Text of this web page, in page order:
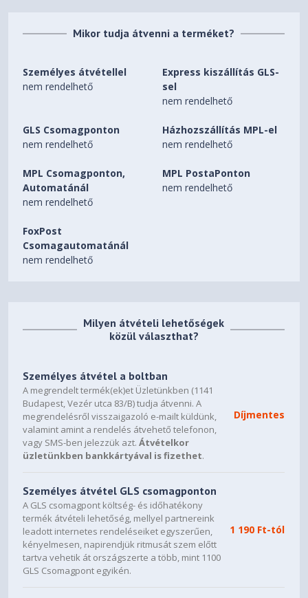
Mikor tudja átvenni a terméket?
Személyes átvétellel
nem rendelhető
Express kiszállítás GLS-
sel
nem rendelhető
GLS Csomagponton
nem rendelhető
Házhozszállítás MPL-el
nem rendelhető
MPL Csomagponton,
Automatánál
nem rendelhető
MPL PostaPonton
nem rendelhető
FoxPost
Csomagautomatánál
nem rendelhető
Milyen átvételi lehetőségek
közül választhat?
Személyes átvétel a boltban
A megrendelt termék(ek)et Üzletünkben (1141
Budapest, Vezér utca 83/B) tudja átvenni. A
megrendelésről visszaigazoló e-mailt küldünk,
valamint amint a rendelés átvehető telefonon,
vagy SMS-ben jelezzük azt.Átvételkor
üzletünkben bankkártyával is fizethet.
Díjmentes
Személyes átvétel GLS csomagponton
A GLS csomagpont költség- és időhatékony
termék átvételi lehetőség, mellyel partnereink
leadott internetes rendeléseiket egyszerűen,
kényelmesen, napirendjük ritmusát szem előtt
tartva vehetik át országszerte a több, mint 1100
GLS Csomagpont egyikén.
1 190 Ft-tól